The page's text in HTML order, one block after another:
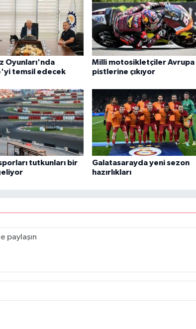
Oyunları'nda
temsil edecek
Milli motosikletçiler Avrupa
pistlerine çıkıyor
tutkunları bir
Galatasarayda yeni sezon
hazırlıkları